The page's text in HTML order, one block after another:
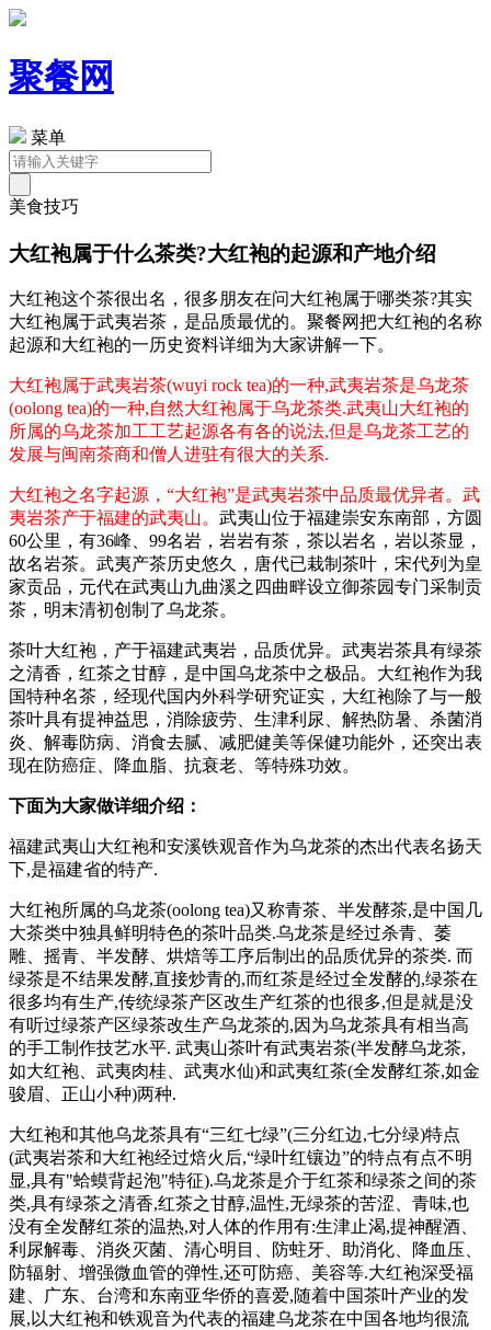
聚餐网
菜单
美食技巧
大红袍属于什么茶类?大红袍的起源和产地介绍
大红袍这个茶很出名，很多朋友在问大红袍属于哪类茶?其实
大红袍属于武夷岩茶，是品质最优的。聚餐网把大红袍的名称
起源和大红袍的一历史资料详细为大家讲解一下。
大红袍属于武夷岩茶(wuyi rock tea)的一种,武夷岩茶是乌龙茶
(oolong tea)的一种,自然大红袍属于乌龙茶类.武夷山大红袍的
所属的乌龙茶加工工艺起源各有各的说法,但是乌龙茶工艺的
发展与闽南茶商和僧人进驻有很大的关系.
大红袍之名字起源，“大红袍”是武夷岩茶中品质最优异者。武
夷岩茶产于福建的武夷山。 武夷山位于福建崇安东南部，方圆
60公里，有36峰、99名岩，岩岩有茶，茶以岩名，岩以茶显，
故名岩茶。武夷产茶历史悠久，唐代已栽制茶叶，宋代列为皇
家贡品，元代在武夷山九曲溪之四曲畔设立御茶园专门采制贡
茶，明末清初创制了乌龙茶。
茶叶大红袍，产于福建武夷岩，品质优异。武夷岩茶具有绿茶
之清香，红茶之甘醇，是中国乌龙茶中之极品。大红袍作为我
国特种名茶，经现代国内外科学研究证实，大红袍除了与一般
茶叶具有提神益思，消除疲劳、生津利尿、解热防暑、杀菌消
炎、解毒防病、消食去腻、减肥健美等保健功能外，还突出表
现在防癌症、降血脂、抗衰老、等特殊功效。
下面为大家做详细介绍：
福建武夷山大红袍和安溪铁观音作为乌龙茶的杰出代表名扬天
下,是福建省的特产.
大红袍所属的乌龙茶(oolong tea)又称青茶、半发酵茶,是中国几
大茶类中独具鲜明特色的茶叶品类.乌龙茶是经过杀青、萎
雕、摇青、半发酵、烘焙等工序后制出的品质优异的茶类. 而
绿茶是不结果发酵,直接炒青的,而红茶是经过全发酵的,绿茶在
很多均有生产,传统绿茶产区改生产红茶的也很多,但是就是没
有听过绿茶产区绿茶改生产乌龙茶的,因为乌龙茶具有相当高
的手工制作技艺水平. 武夷山茶叶有武夷岩茶(半发酵乌龙茶,
如大红袍、武夷肉桂、武夷水仙)和武夷红茶(全发酵红茶,如金
骏眉、正山小种)两种.
大红袍和其他乌龙茶具有“三红七绿”(三分红边,七分绿)特点
(武夷岩茶和大红袍经过焙火后,“绿叶红镶边”的特点有点不明
显,具有"蛤蟆背起泡"特征).乌龙茶是介于红茶和绿茶之间的茶
类,具有绿茶之清香,红茶之甘醇,温性,无绿茶的苦涩、青味,也
没有全发酵红茶的温热,对人体的作用有:生津止渴,提神醒酒、
利尿解毒、消炎灭菌、清心明目、防蛀牙、助消化、降血压、
防辐射、增强微血管的弹性,还可防癌、美容等.大红袍深受福
建、广东、台湾和东南亚华侨的喜爱,随着中国茶叶产业的发
展,以大红袍和铁观音为代表的福建乌龙茶在中国各地均很流